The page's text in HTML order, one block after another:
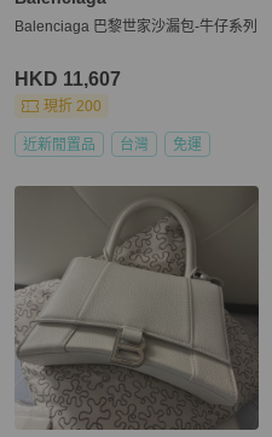
Balenciaga 巴黎世家沙漏包-牛仔系列
HKD 11,607
現折 200
近新閒置品 台灣 免運